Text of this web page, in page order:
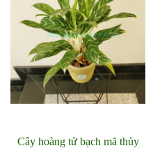
Cây hoàng tử bạch mã thủy